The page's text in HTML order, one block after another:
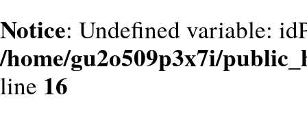
Notice: Undefined variable:
/home/gu2o509p3x7i/
line 16